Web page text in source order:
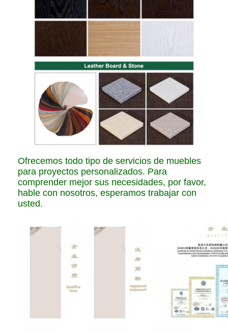
Ofrecemos todo tipo de servicios de muebles
para proyectos personalizados. Para
comprender mejor sus necesidades, por favor,
hable con nosotros, esperamos trabajar con
usted.